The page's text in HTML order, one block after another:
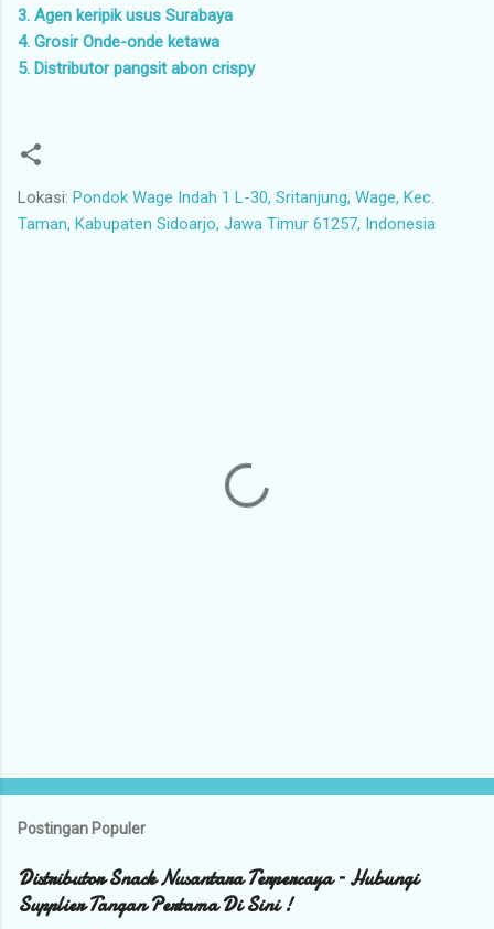
3. Agen keripik usus Surabaya
4. Grosir Onde-onde ketawa
5. Distributor pangsit abon crispy
Lokasi: Pondok Wage Indah 1 L-30, Sritanjung, Wage, Kec.
Taman, Kabupaten Sidoarjo, Jawa Timur 61257, Indonesia
Postingan Populer
Distributor Snack Nusantara Terpercaya – Hubungi
Supplier Tangan Pertama Di Sini !